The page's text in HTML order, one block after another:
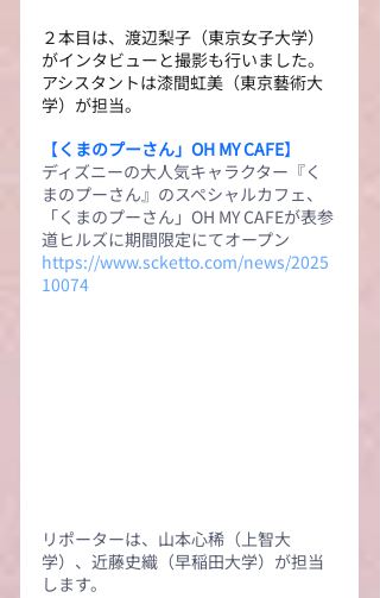
２本目は、渡辺梨子（東京女子大学）
がインタビューと撮影も行いました。
アシスタントは漆間虹美（東京藝術大
学）が担当。
【くまのプーさん」OH MY CAFE】
ディズニーの大人気キャラクター『く
まのプーさん』のスペシャルカフェ、
「くまのプーさん」OH MY CAFEが表参
道ヒルズに期間限定にてオープン
https://www.scketto.com/news/2025
10074
リポーターは、山本心稀（上智大
学）、近藤史織（早稲田大学）が担当
します。